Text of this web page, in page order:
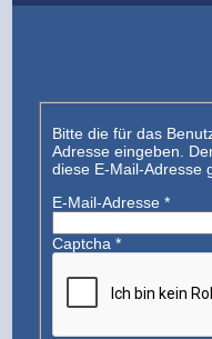
Bitte die für das
Adresse eingeben.
diese E-Mail-Adresse
E-Mail-Adresse *
Captcha *